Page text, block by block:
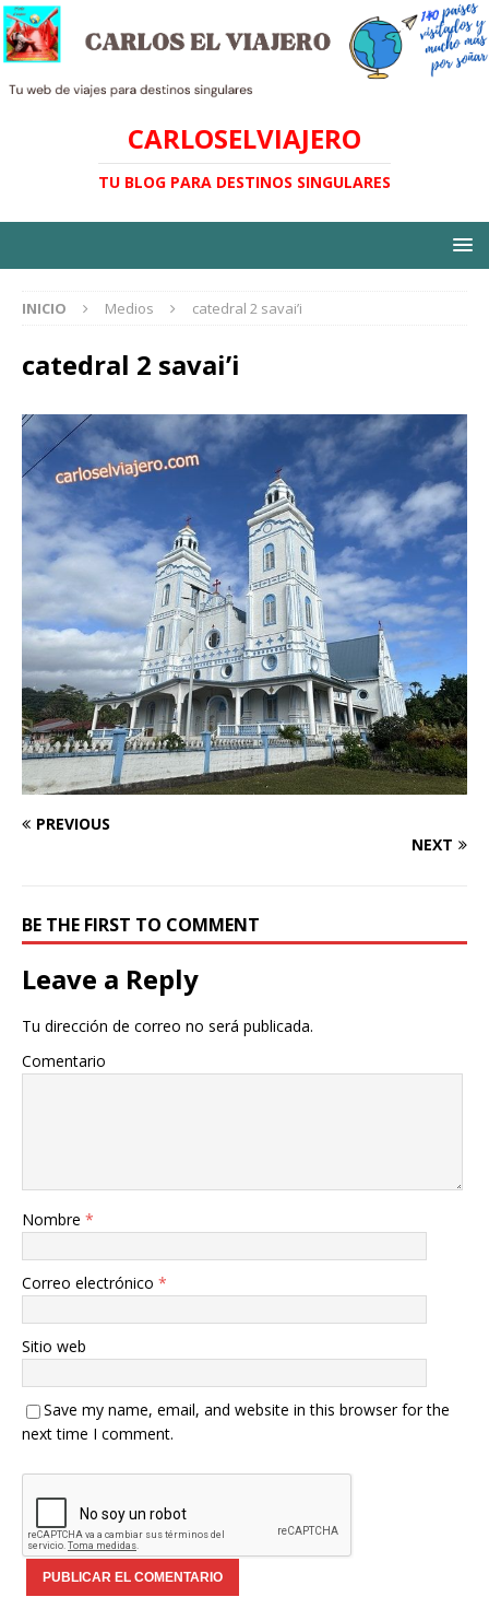
CARLOSELVIAJERO
TU BLOG PARA DESTINOS SINGULARES
INICIO Medios catedral 2 savai’i
catedral 2 savai’i
PREVIOUS
NEXT
BE THE FIRST TO COMMENT
Leave a Reply
Tu dirección de correo no será publicada.
Comentario
Nombre *
Correo electrónico *
Sitio web
Save my name, email, and website in this browser for the
next time I comment.